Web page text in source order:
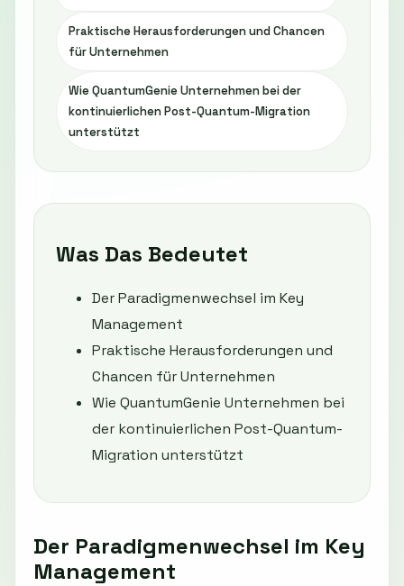
Praktische Herausforderungen und Chancen
für Unternehmen
Wie QuantumGenie Unternehmen bei der
kontinuierlichen Post-Quantum-Migration
unterstützt
Was Das Bedeutet
Der Paradigmenwechsel im Key
Management
Praktische Herausforderungen und
Chancen für Unternehmen
Wie QuantumGenie Unternehmen bei
der kontinuierlichen Post-Quantum-
Migration unterstützt
Der Paradigmenwechsel im Key
Management